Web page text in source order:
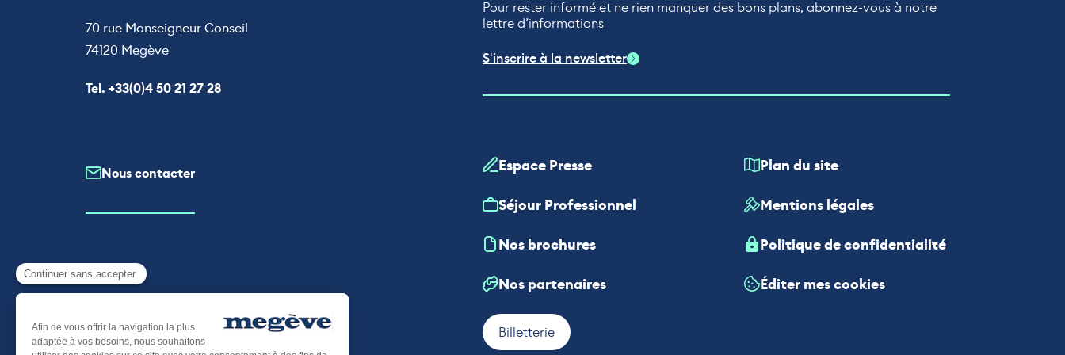
70 rue Monseigneur Conseil
74120 Megève
Appeler le
Tel. +33(0)4 50 21 27 28
Nous contacter
Pour rester informé et ne rien manquer des bons plans, abonnez-vous à notre
lettre d’informations
S'inscrire à la newsletter
Espace Presse
Séjour Professionnel
Nos brochures
Nos partenaires
Plan du site
Mentions légales
Politique de confidentialité
Éditer mes cookies
Billetterie